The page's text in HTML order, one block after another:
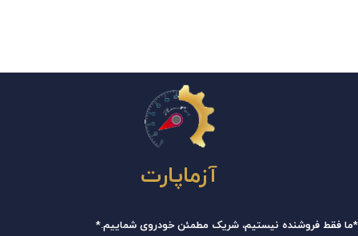
آزماپارت
*ما فقط فروشنده نیستیم، شریک مطمئن خودروی شماییم.*